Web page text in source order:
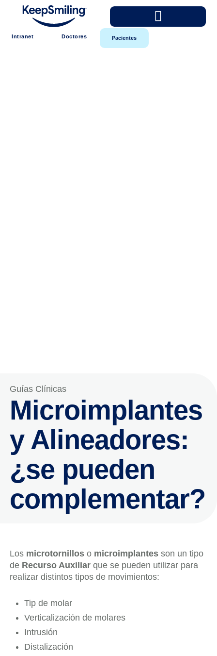
Intranet Doctores Pacientes
Guías Clínicas
Microimplantes
y Alineadores:
¿se pueden
complementar?
Los microtornillos o microimplantes son un tipo
de Recurso Auxiliar que se pueden utilizar para
realizar distintos tipos de movimientos:⁣
Tip de molar⁣
Verticalización de molares⁣
Intrusión⁣
Distalización⁣